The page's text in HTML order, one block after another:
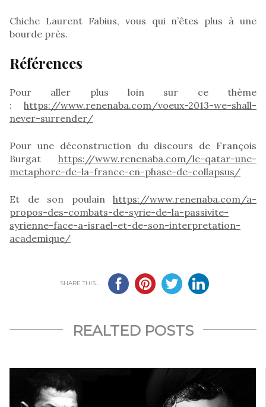
Chiche Laurent Fabius, vous qui n’êtes plus à une
bourde près.
Références
Pour aller plus loin sur ce thème
: https://www.renenaba.com/voeux-2013-we-shall-
never-surrender/
Pour une déconstruction du discours de François
Burgat https://www.renenaba.com/le-qatar-une-
metaphore-de-la-france-en-phase-de-collapsus/
Et de son poulain https://www.renenaba.com/a-
propos-des-combats-de-syrie-de-la-passivite-
syrienne-face-a-israel-et-de-son-interpretation-
academique/
SHARE THIS...
REALTED POSTS